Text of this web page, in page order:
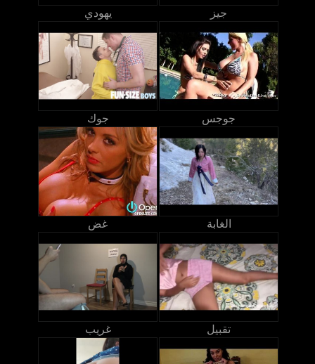
يهودي جيز
جوك جوجس
غض الغابة
غريب تقبيل